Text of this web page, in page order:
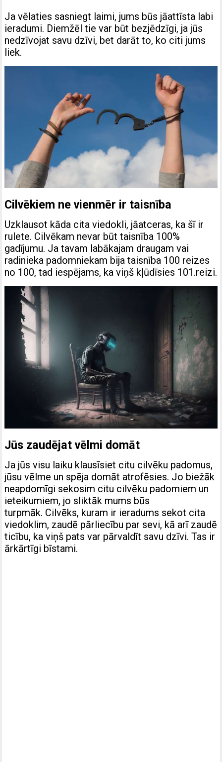
Ja vēlaties sasniegt laimi, jums būs jāattīsta labi
ieradumi. Diemžēl tie var būt bezjēdzīgi, ja jūs
nedzīvojat savu dzīvi, bet darāt to, ko citi jums
liek.
Cilvēkiem ne vienmēr ir taisnība
Uzklausot kāda cita viedokli, jāatceras, ka šī ir
rulete. Cilvēkam nevar būt taisnība 100%
gadījumu. Ja tavam labākajam draugam vai
radinieka padomniekam bija taisnība 100 reizes
no 100, tad iespējams, ka viņš kļūdīsies 101.reizi.
Jūs zaudējat vēlmi domāt
Ja jūs visu laiku klausīsiet citu cilvēku padomus,
jūsu vēlme un spēja domāt atrofēsies. Jo biežāk
neapdomīgi sekosim citu cilvēku padomiem un
ieteikumiem, jo ​​sliktāk mums būs
turpmāk. Cilvēks, kuram ir ieradums sekot cita
viedoklim, zaudē pārliecību par sevi, kā arī zaudē
ticību, ka viņš pats var pārvaldīt savu dzīvi. Tas ir
ārkārtīgi bīstami.